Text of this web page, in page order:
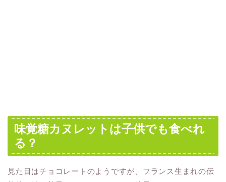
味覚糖カヌレットは子供でも食べれ
る？
見た目はチョコレートのようですが、フランス生まれの伝